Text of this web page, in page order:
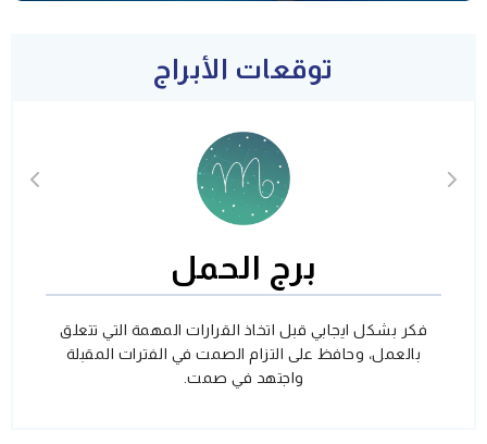
توقعات الأبراج
برج الحمل
فكر بشكل ايجابي قبل اتخاذ القرارات المهمة التي تتعلق
بالعمل، وحافظ على التزام الصمت في الفترات المقبلة
واجتهد في صمت.